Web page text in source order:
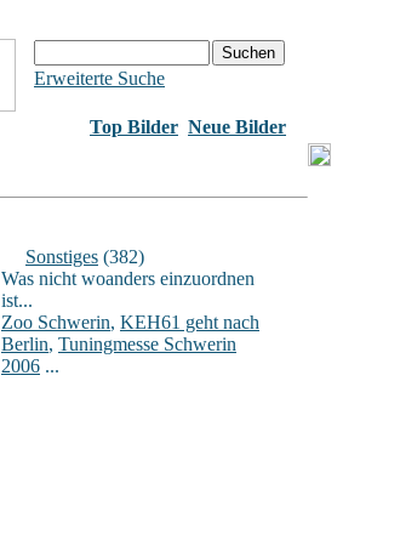
Erweiterte Suche
Top Bilder Neue Bilder
Sonstiges (382)
Was nicht woanders einzuordnen
ist...
Zoo Schwerin, KEH61 geht nach
Berlin, Tuningmesse Schwerin
2006 ...